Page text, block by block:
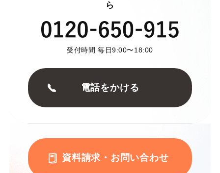
ら
受付時間 毎日9:00〜18:00
電話をかける
資料請求・お問い合わせ